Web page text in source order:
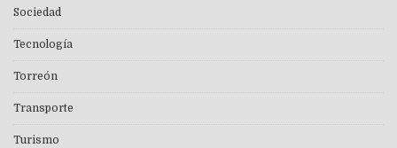
Sociedad
Tecnología
Torreón
Transporte
Turismo